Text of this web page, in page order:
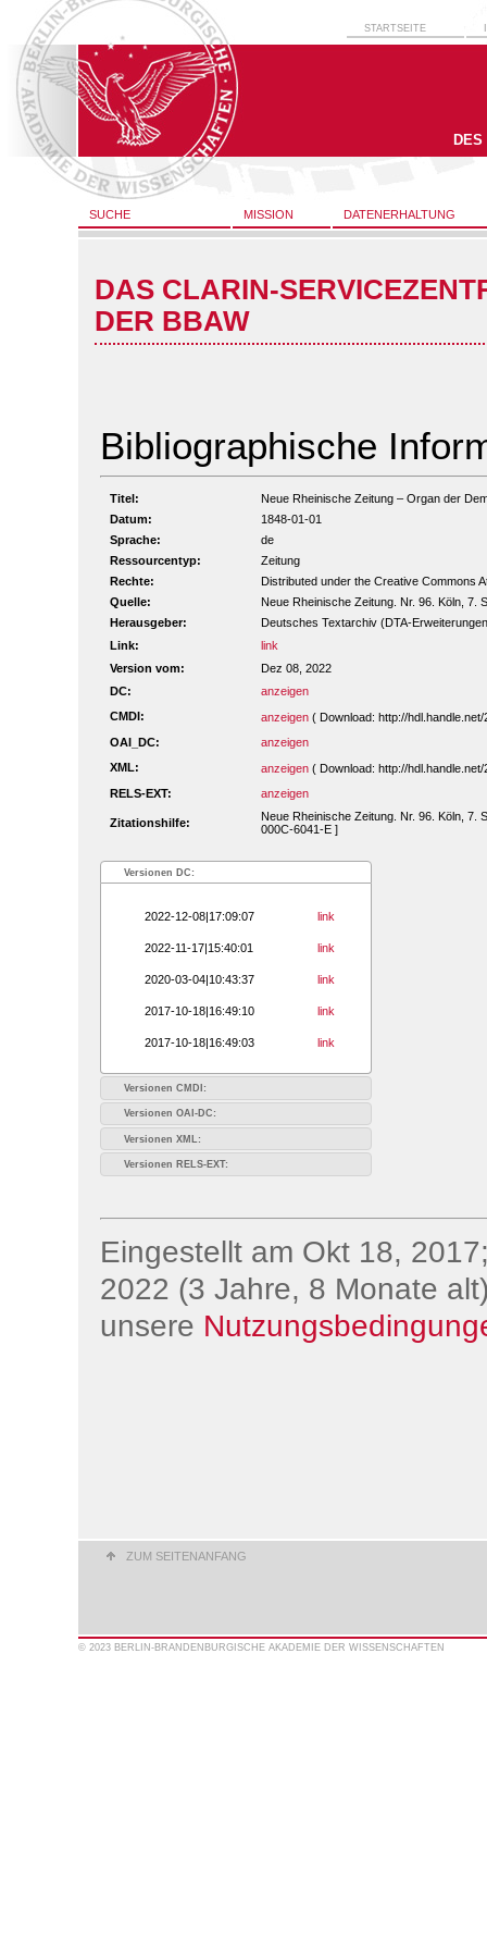
STARTSEITE
SUCHE MISSION DATENERHALTUNG
DAS CLARIN-
DER BBAW
Bibliographische
Titel:
Neue Rheinische Zeitung – Organ der
Datum:
1848-01-01
Sprache:
de
Ressourcentyp:
Zeitung
Rechte:
Distributed under the Creative Commons
Quelle:
Neue Rheinische Zeitung. Nr. 96. Köln, 7.
Herausgeber:
Deutsches Textarchiv (DTA-
Link:
link
Version vom:
Dez 08, 2022
DC:
anzeigen
CMDI:
anzeigen ( Download: http://
OAI_DC:
anzeigen
XML:
anzeigen ( Download: http://
RELS-EXT:
anzeigen
Zitationshilfe:
Neue Rheinische Zeitung. Nr. 96. Köln, 7.
000C-6041-E ]
Versionen DC:
2022-12-08|17:09:07 link
2022-11-17|15:40:01 link
2020-03-04|10:43:37 link
2017-10-18|16:49:10 link
2017-10-18|16:49:03 link
Versionen CMDI:
Versionen OAI-DC:
Versionen XML:
Versionen RELS-EXT:
Eingestellt am Okt 18,
2022 (3 Jahre, 8 Monate
unsere
ZUM SEITENANFANG
© 2023 BERLIN-BRANDENBURGISCHE AKADEMIE DER WISSENSCHAFTEN